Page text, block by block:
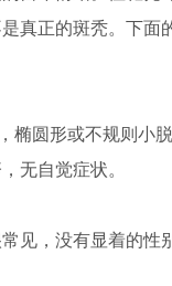
真正的斑秃。下面
圆形或不规则小脱
无自觉症状。
，没有显着的性别